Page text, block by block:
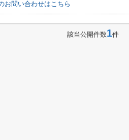
問い合わせはこちら
該当公開件数1件